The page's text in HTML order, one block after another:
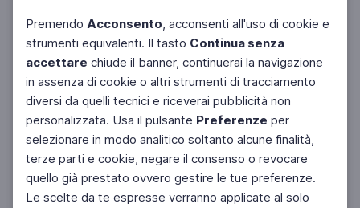
Premendo Acconsento, acconsenti all'uso di cookie e
strumenti equivalenti. Il tasto Continua senza
accettare chiude il banner, continuerai la navigazione
in assenza di cookie o altri strumenti di tracciamento
diversi da quelli tecnici e riceverai pubblicità non
personalizzata. Usa il pulsante Preferenze per
selezionare in modo analitico soltanto alcune finalità,
terze parti e cookie, negare il consenso o revocare
quello già prestato ovvero gestire le tue preferenze.
Le scelte da te espresse verranno applicate al solo